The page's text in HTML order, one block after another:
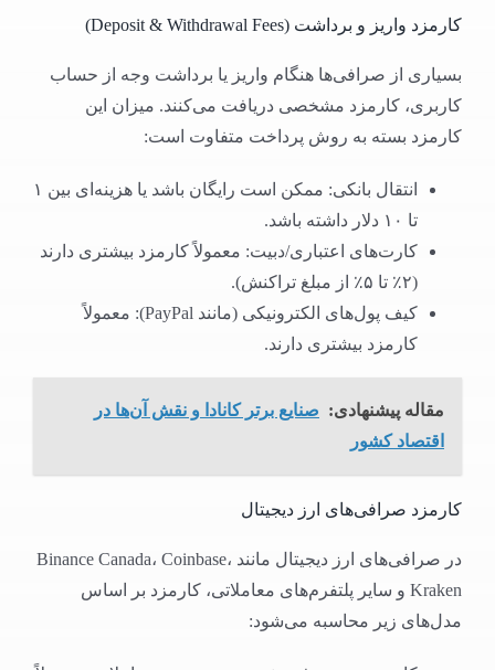
کارمزد واریز و برداشت (Deposit & Withdrawal Fees)
بسیاری از صرافی‌ها هنگام واریز یا برداشت وجه از حساب
کاربری، کارمزد مشخصی دریافت می‌کنند. میزان این
کارمزد بسته به روش پرداخت متفاوت است:
انتقال بانکی: ممکن است رایگان باشد یا هزینه‌ای بین ۱
تا ۱۰ دلار داشته باشد.
کارت‌های اعتباری/دبیت: معمولاً کارمزد بیشتری دارند
(۲٪ تا ۵٪ از مبلغ تراکنش).
کیف پول‌های الکترونیکی (مانند PayPal): معمولاً
کارمزد بیشتری دارند.
مقاله پیشنهادی: صنایع برتر کانادا و نقش آن‌ها در
اقتصاد کشور
کارمزد صرافی‌های ارز دیجیتال
در صرافی‌های ارز دیجیتال مانند Binance Canada، Coinbase،
Kraken و سایر پلتفرم‌های معاملاتی، کارمزد بر اساس
مدل‌های زیر محاسبه می‌شود: